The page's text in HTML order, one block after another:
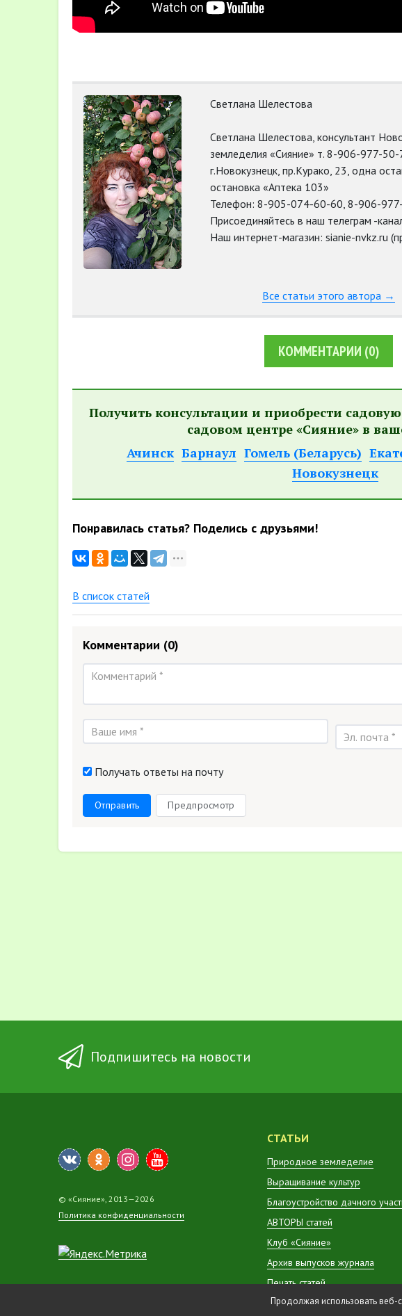
Светлана Шелестова
Светлана Шелестова, консультант
земледелия «Сияние» т. 8-906-977-50-
г.Новокузнецк, пр.Курако, 23, одна
остановка «Аптека 103»
Телефон: 8-905-074-60-60, 8-906-
Присоединяйтесь в наш телеграм -
Наш интернет-магазин: sianie-nvkz.ru
Все статьи этого автора →
КОММЕНТАРИИ (0)
Получить консультации и приобрести
садовом центре «Сияние» в
Ачинск Барнаул Гомель (Беларусь)
Новокузнецк
Понравилась статья? Поделись с друзьями!
В список статей
Комментарии (0)
Получать ответы на почту
Отправить Предпросмотр
Подпишитесь на новости
© «Сияние», 2013—2026
Политика конфиденциальности
СТАТЬИ
Природное земледелие
Выращивание культур
Благоустройство дачного
АВТОРЫ статей
Клуб «Сияние»
Архив выпусков журнала
Печать статей
Продолжая использовать веб-